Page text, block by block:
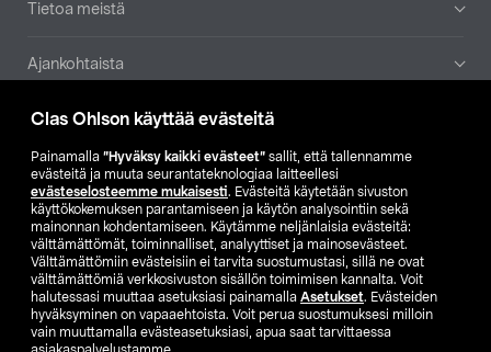
Clas Ohlson käyttää evästeitä
Painamalla ”Hyväksy kaikki evästeet” sallit, että tallennamme
evästeitä ja muuta seurantateknologiaa laitteellesi
evästeselosteemme mukaisesti. Evästeitä käytetään sivuston
käyttökokemuksen parantamiseen ja käytön analysointiin sekä
mainonnan kohdentamiseen. Käytämme neljänlaisia evästeitä:
välttämättömät, toiminnalliset, analyyttiset ja mainosevästeet.
Välttämättömiin evästeisiin ei tarvita suostumustasi, sillä ne ovat
välttämättömiä verkkosivuston sisällön toimimisen kannalta. Voit
halutessasi muuttaa asetuksiasi painamalla Asetukset. Evästeiden
hyväksyminen on vapaaehtoista. Voit perua suostumuksesi milloin
vain muuttamalla evästeasetuksiasi, apua saat tarvittaessa
Tietoa meistä
Ajankohtaista
Muut yrityksemme
Etsi myymälä
SE NO FI
FI SV